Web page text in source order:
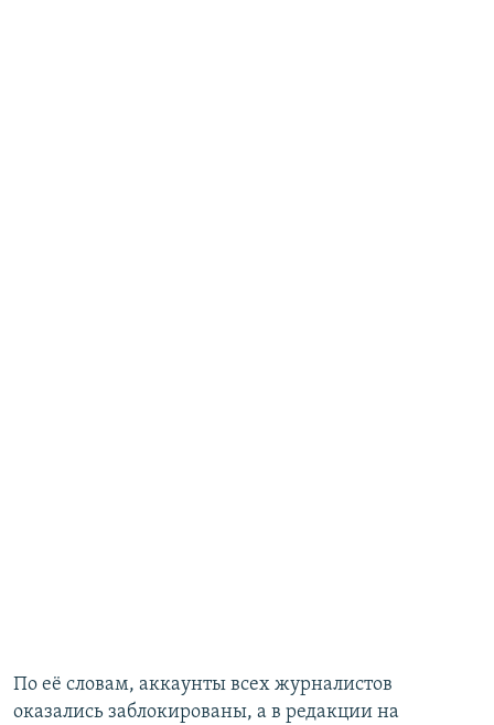
По её словам, аккаунты всех журналистов
оказались заблокированы, а в редакции на